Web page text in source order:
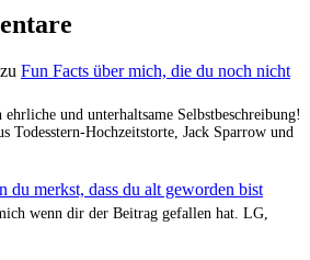
zu Fun Facts über mich, die du noch nicht
und unterhaltsame Selbstbeschreibung!
Todesstern-Hochzeitstorte, Jack Sparrow und
du merkst, dass du alt geworden bist
wenn dir der Beitrag gefallen hat. LG,